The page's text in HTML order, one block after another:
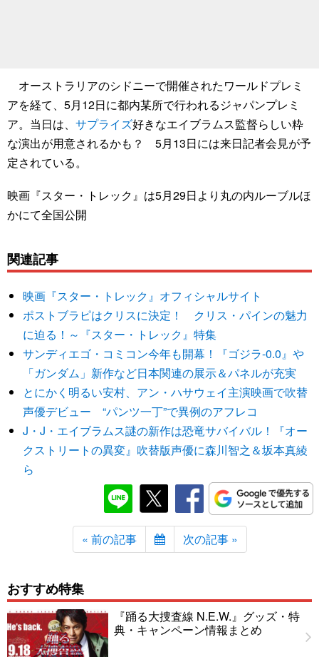
オーストラリアのシドニーで開催されたワールドプレミ
アを経て、5月12日に都内某所で行われるジャパンプレミ
ア。当日は、 サプライズ好きなエイブラムス監督らしい粋
な演出が用意されるかも？ 5月13日には来日記者会見が予
定されている。
映画『スター・トレック』は5月29日より丸の内ルーブルほ
かにて全国公開
関連記事
映画『スター・トレック』オフィシャルサイト
ポストブラピはクリスに決定！ クリス・パインの魅力
に迫る！～『スター・トレック』特集
サンディエゴ・コミコン今年も開幕！『ゴジラ-0.0』や
「ガンダム」新作など日本関連の展示＆パネルが充実
とにかく明るい安村、アン・ハサウェイ主演映画で吹替
声優デビュー “パンツ一丁”で異例のアフレコ
J・J・エイブラムス謎の新作は恐竜サバイバル！『オー
クストリートの異変』吹替版声優に森川智之＆坂本真綾
ら
« 前の記事 次の記事 »
おすすめ特集
『踊る大捜査線 N.E.W.』グッズ・特
典・キャンペーン情報まとめ